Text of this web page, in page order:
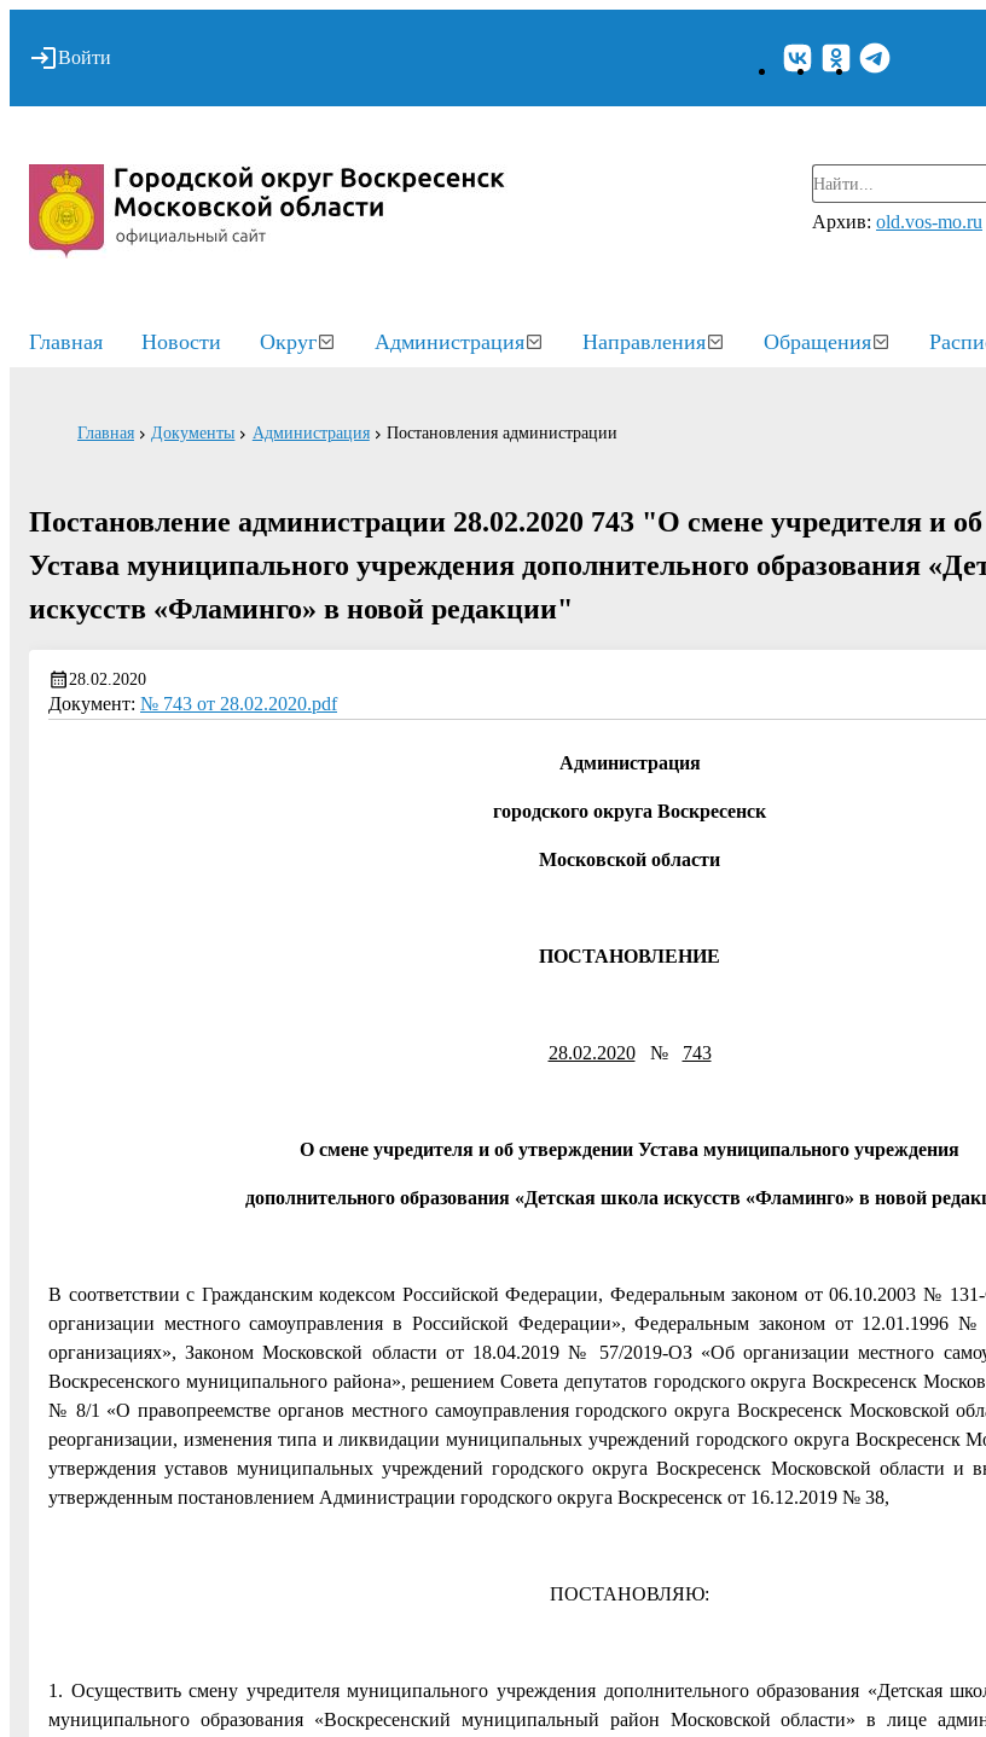
Войти
Архив: old.vos-mo.ru
Главная Новости Округ Администрация Направления Обращения
Главная Документы Администрация Постановления администрации
Постановление администрации 28.02.2020 743 "О смене учредителя и
Устава муниципального учреждения дополнительного образования
искусств «Фламинго» в новой редакции"
28.02.2020
Документ: № 743 от 28.02.2020.pdf
Администрация
городского округа Воскресенск
Московской области
ПОСТАНОВЛЕНИЕ
28.02.2020№ 743
О смене учредителя и об утверждении Устава муниципального учреждения
дополнительного образования «Детская школа искусств «Фламинго» в новой
В соответствии с Гражданским кодексом Российской Федерации, Федеральным законом от 06.10.2003 №
организации местного самоуправления в Российской Федерации», Федеральным законом от 12.01.1996
организациях», Законом Московской области от 18.04.2019 № 57/2019-ОЗ «Об организации местного
Воскресенского муниципального района», решением Совета депутатов городского округа Воскресенск
№ 8/1 «О правопреемстве органов местного самоуправления городского округа Воскресенск Московской
реорганизации, изменения типа и ликвидации муниципальных учреждений городского округа Воскресенск
утверждения уставов муниципальных учреждений городского округа Воскресенск Московской области и
утвержденным постановлением Администрации городского округа Воскресенск от 16.12.2019 № 38,
ПОСТАНОВЛЯЮ:
1. Осуществить смену учредителя муниципального учреждения дополнительного образования «Детская
муниципального образования «Воскресенский муниципальный район Московской области» в лице